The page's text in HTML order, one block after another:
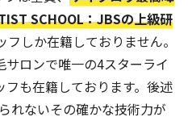
SCHOOL：JBSの上級研
フしか在籍しておりません。
ロンで唯一の4スターライ
も在籍しております。後述
れないその確かな技術力が